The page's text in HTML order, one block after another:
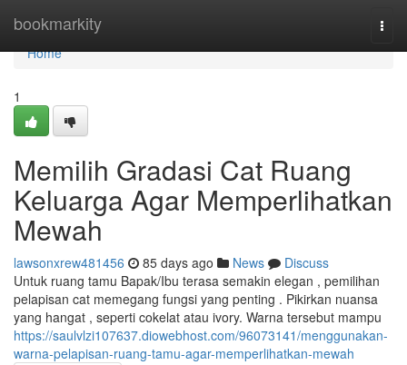
bookmarkity
Home
Home
1
Memilih Gradasi Cat Ruang
Keluarga Agar Memperlihatkan
Mewah
lawsonxrew481456 85 days ago News
Discuss
Untuk ruang tamu Bapak/Ibu terasa semakin elegan , pemilihan
pelapisan cat memegang fungsi yang penting . Pikirkan nuansa
yang hangat , seperti cokelat atau ivory. Warna tersebut mampu
https://saulvlzi107637.diowebhost.com/96073141/menggunakan-
warna-pelapisan-ruang-tamu-agar-memperlihatkan-mewah